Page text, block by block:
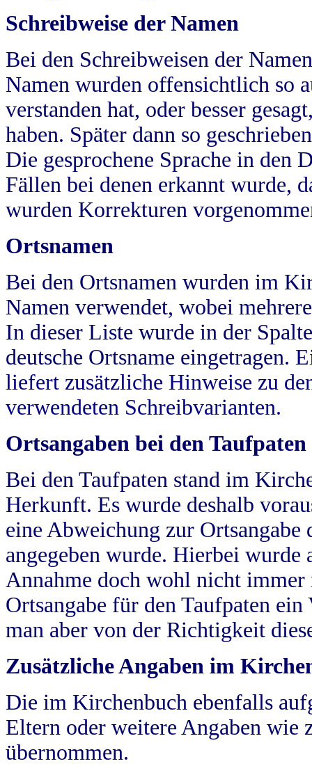
Schreibweise der Namen
Bei den Schreibweisen der
Namen wurden offensichtlich so
verstanden hat, oder besser
haben. Später dann so
Die gesprochene Sprache in
Fällen bei denen erkannt wurde,
wurden Korrekturen
Ortsnamen
Bei den Ortsnamen wurden im
Namen verwendet, wobei
In dieser Liste wurde in der
deutsche Ortsname eingetragen.
liefert zusätzliche Hinweise zu
verwendeten Schreibvarianten.
Ortsangaben bei den Taufpaten
Bei den Taufpaten stand im
Herkunft. Es wurde deshalb
eine Abweichung zur
angegeben wurde. Hierbei wurde
Annahme doch wohl nicht
Ortsangabe für den Taufpaten
man aber von der Richtigkeit
Zusätzliche Angaben im
Die im Kirchenbuch ebenfalls
Eltern oder weitere Angaben wie
übernommen.